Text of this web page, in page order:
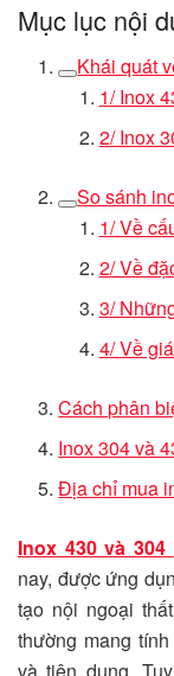
Mục lục nội
Khái quát
1/ Inox
2/ Inox
So sánh
1/ Về
2/ Về
3/
4/ Về
Cách phân
Inox 304 và
Địa chỉ mua
Inox 430 và 304
nay, được ứng
tạo nội ngoại
thường mang